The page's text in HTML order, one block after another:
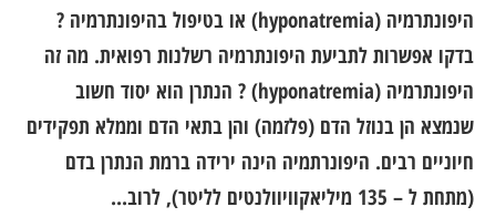
היפונתרמיה (hyponatremia) או בטיפול בהיפונתרמיה ?
בדקו אפשרות לתביעת היפונתרמיה רשלנות רפואית. מה זה
היפונתרמיה (hyponatremia) ? הנתרן הוא יסוד חשוב
שנמצא הן בנוזל הדם (פלזמה) והן בתאי הדם וממלא תפקידים
חיוניים רבים. היפונרתמיה הינה ירידה ברמת הנתרן בדם
(מתחת ל – 135 מיליאקוויוולנטים לליטר), לרוב...